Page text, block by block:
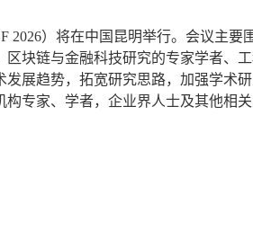
2026）将在中国昆明举行。会议主要
区块链与金融科技研究的专家学者、
展趋势，拓宽研究思路，加强学术
专家、学者，企业界人士及其他相关